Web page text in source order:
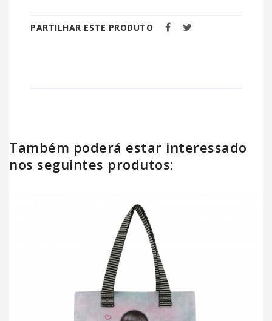
PARTILHAR ESTE PRODUTO
Também poderá estar interessado
nos seguintes produtos: